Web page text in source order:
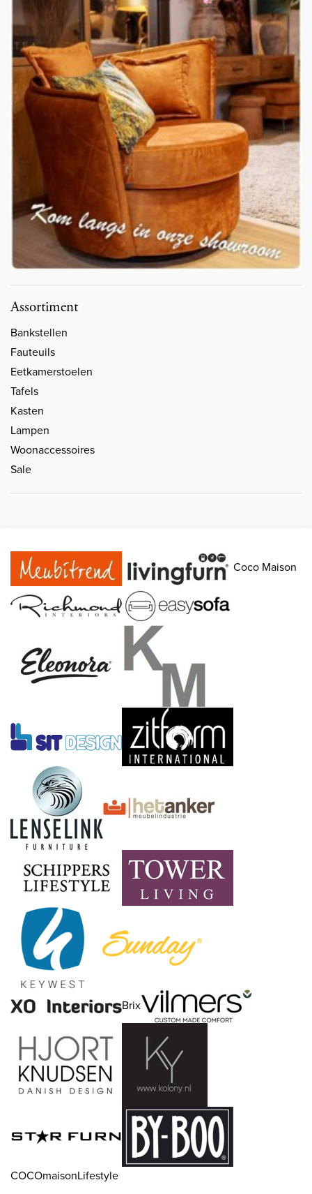
Assortiment
Bankstellen
Fauteuils
Eetkamerstoelen
Tafels
Kasten
Lampen
Woonaccessoires
Sale
Coco Maison
Brix
COCOmaisonLifestyle